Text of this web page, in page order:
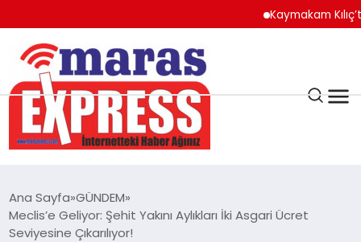
Kaymakam Kılıç’tan
K.MARAŞ
ANDIRIN
Ana Sayfa GÜNDEM
Meclis’e Geliyor: Şehit Yakını Aylıkları İki Asgari Ücret
Seviyesine Çıkarılıyor!